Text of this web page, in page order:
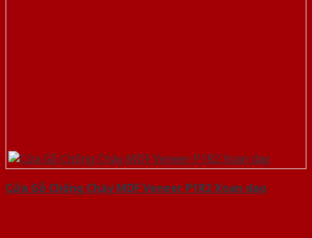
Cửa Gỗ Chống Cháy MDF Veneer P1R2 Xoan dao